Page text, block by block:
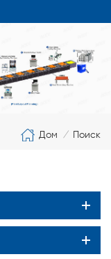
Дом / Поиск